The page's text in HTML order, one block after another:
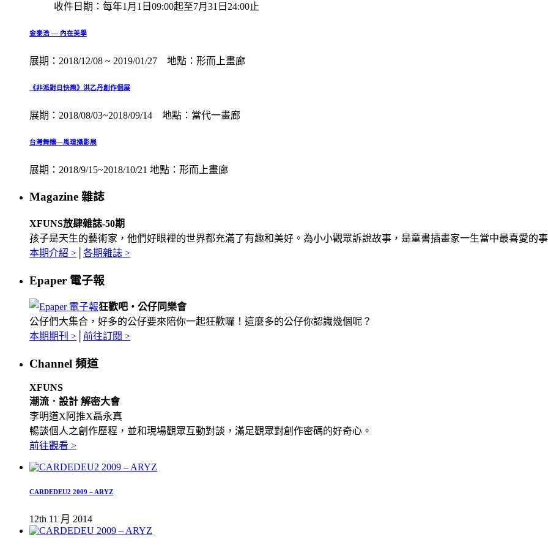
收件日期：每年1月1日09:00起至7月31日24:00止
金泰浩 — 內在美學
展期：2018/12/08 ~ 2019/01/27 地點：形而上畫廊
《非派對日快樂》洪乙丹創作個展
展期：2018/08/03~2018/09/14 地點：當代一畫廊
台灣舞孃—馬瑄攝影展
展期：2018/9/15~2018/10/21 地點：形而上畫廊
Magazine 雜誌
XFUNS放肆雜誌-50期
孩子是天生的藝術家，他們好眼裡的世界都充滿了有趣和美好。為小小觀眾訴說故事，是童書插畫家一生當中最喜愛的
本期介紹 >
各期雜誌 >
Epaper 電子報
狂歡吧‧公仔同樂會
公仔們大集合，好多的公仔要來陪你一起狂歡囉！這麼多的公仔你認識幾個呢？
本期期刊 >
前往訂閱 >
Channel 頻道
XFUNS
潮流．設計 解密大會
李明道X阿推X聶永真
暢談個人之創作歷程，並和現場觀眾互動對談，滿足觀眾對創作密碼的好奇心。
前往觀看 >
CARDEDEU2 2009 – ARYZ
12th 11 月 2014